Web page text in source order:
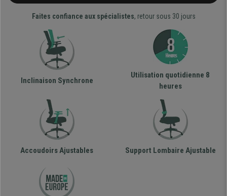
Faites confiance aux spécialistes, retour sous 30 jours
Inclinaison Synchrone
Utilisation quotidienne 8
heures
Accoudoirs Ajustables Support Lombaire Ajustable